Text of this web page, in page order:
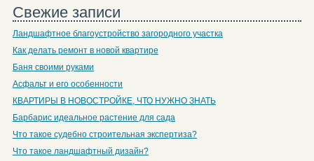
Свежие записи
Ландшафтное благоустройство загородного участка
Как делать ремонт в новой квартире
Баня своими руками
Асфальт и его особенности
КВАРТИРЫ В НОВОСТРОЙКЕ, ЧТО НУЖНО ЗНАТЬ
Барбарис идеальное растение для сада
Что такое судебно строительная экспертиза?
Что такое ландшафтный дизайн?